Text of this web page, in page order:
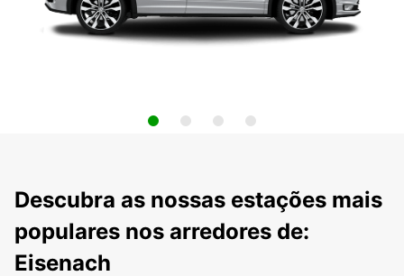
Descubra as nossas estações mais
populares nos arredores de:
Eisenach